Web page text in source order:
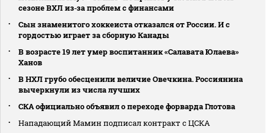
сезоне ВХЛ из‑за проблем с финансами
Сын знаменитого хоккеиста отказался от России. И с
гордостью играет за сборную Канады
В возрасте 19 лет умер воспитанник «Салавата Юлаева»
Ханов
В НХЛ грубо обесценили величие Овечкина. Россиянина
вычеркнули из числа лучших
СКА официально объявил о переходе форварда Глотова
Нападающий Мамин подписал контракт с ЦСКА